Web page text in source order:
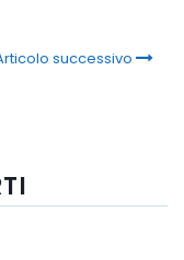
successivo